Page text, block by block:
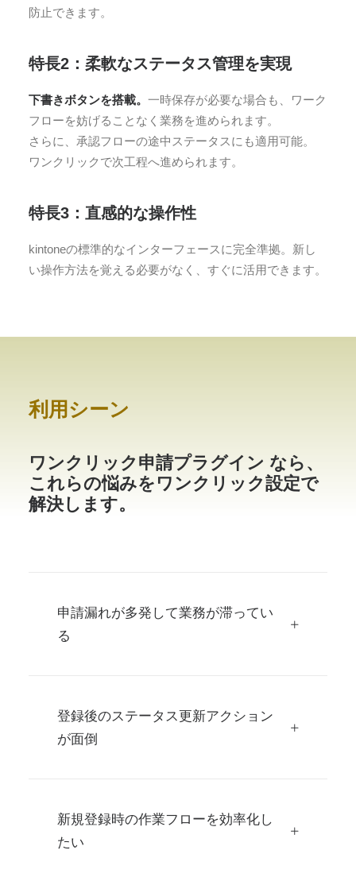
防止できます。
特長2：柔軟なステータス管理を実現
下書きボタンを搭載。 一時保存が必要な場合も、ワーク
フローを妨げることなく業務を進められます。
さらに、承認フローの途中ステータスにも適用可能。
ワンクリックで次工程へ進められます。
特長3：直感的な操作性
kintoneの標準的なインターフェースに完全準拠。新し
い操作方法を覚える必要がなく、すぐに活用できます。
利用シーン
ワンクリック申請プラグイン なら、
これらの悩みをワンクリック設定で
解決します。
申請漏れが多発して業務が滞ってい
る
登録後のステータス更新アクション
が面倒
新規登録時の作業フローを効率化し
たい